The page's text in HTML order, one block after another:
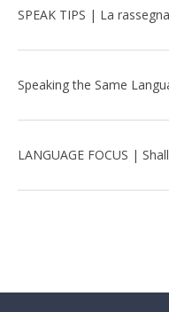
LANGUAGE FOCUS | Shall